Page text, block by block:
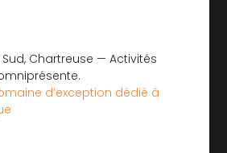
Chartreuse — Activités
d’exception dédié à